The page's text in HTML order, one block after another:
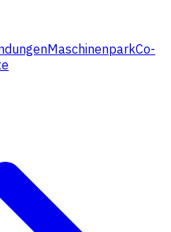
MaschinenparkCo-